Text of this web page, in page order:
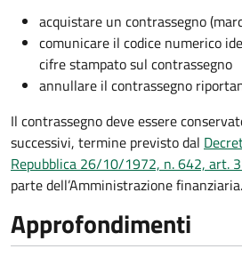
acquistare un contrassegno
comunicare il codice numerico
cifre stampato sul contrassegno
annullare il contrassegno
Il contrassegno deve essere
successivi, termine previsto dal
Repubblica 26/10/1972, n. 642, art.
parte dell’Amministrazione finanziaria.
Approfondimenti